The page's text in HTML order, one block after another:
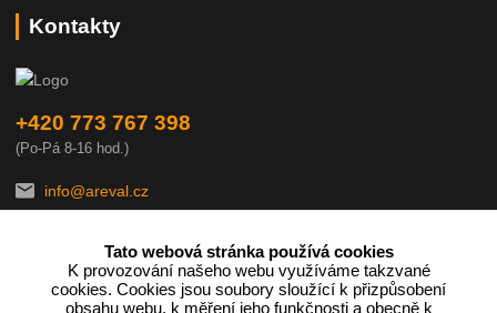
Kontakty
+420 773 767 398
(Po-Pá 8-16 hod.)
info@areval.cz
Tato webová stránka používá cookies
K provozování našeho webu využíváme takzvané
cookies. Cookies jsou soubory sloužící k přizpůsobení
obsahu webu, k měření jeho funkčnosti a obecně k